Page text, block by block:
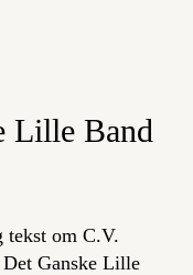
Lille Band
tekst om C.V.
Ganske Lille